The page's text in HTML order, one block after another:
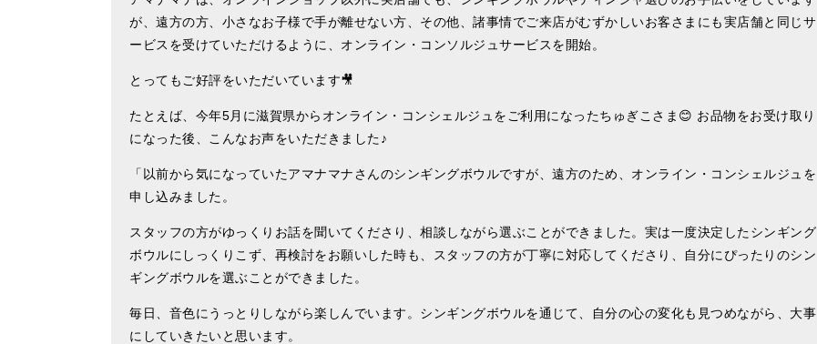
が、遠方の方、小さなお子様で手が離せない方、その他、諸事情でご来店がむずかしいお客さまにも実店舗と同じサ
ービスを受けていただけるように、オンライン・コンソルジュサービスを開始。
とってもご好評をいただいています🎥
たとえば、今年5月に滋賀県からオンライン・コンシェルジュをご利用になったちゅぎこさま😊 お品物をお受け取り
になった後、こんなお声をいただきました♪
「以前から気になっていたアマナマナさんのシンギングボウルですが、遠方のため、オンライン・コンシェルジュを
申し込みました。
スタッフの方がゆっくりお話を聞いてくださり、相談しながら選ぶことができました。実は一度決定したシンギング
ボウルにしっくりこず、再検討をお願いした時も、スタッフの方が丁寧に対応してくださり、自分にぴったりのシン
ギングボウルを選ぶことができました。
毎日、音色にうっとりしながら楽しんでいます。シンギングボウルを通じて、自分の心の変化も見つめながら、大事
にしていきたいと思います。